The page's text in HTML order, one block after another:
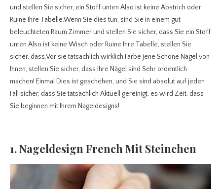
und stellen Sie sicher, ein Stoff unten Also ist keine Abstrich oder
Ruine Ihre Tabelle.Wenn Sie dies tun, sind Sie in einem gut
beleuchteten Raum Zimmer und stellen Sie sicher, dass Sie ein Stoff
unten Also ist keine Wisch oder Ruine Ihre Tabelle, stellen Sie
sicher, dass.Vor sie tatsächlich wirklich Farbe jene Schöne Nägel von
Ihnen, stellen Sie sicher, dass Ihre Nägel sind Sehr ordentlich
machen! Einmal Dies ist geschehen, und Sie sind absolut auf jeden
Fall sicher, dass Sie tatsächlich Aktuell gereinigt, es wird Zeit, dass
Sie beginnen mit Ihrem Nageldesigns!
1. Nageldesign French Mit Steinchen